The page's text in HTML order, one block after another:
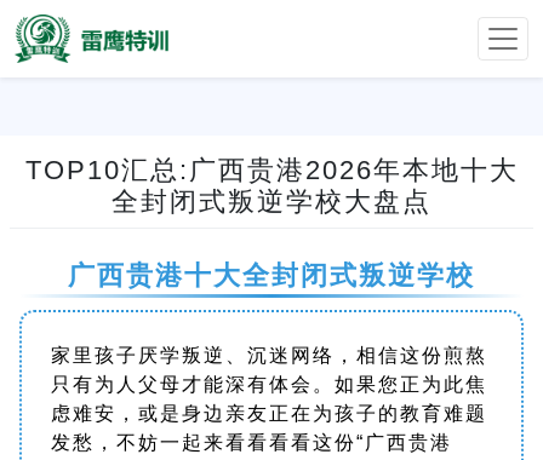
TOP10汇总:广西贵港2026年本地十大
全封闭式叛逆学校大盘点
广西贵港十大全封闭式叛逆学校
家里孩子厌学叛逆、沉迷网络，相信这份煎熬
只有为人父母才能深有体会。如果您正为此焦
虑难安，或是身边亲友正在为孩子的教育难题
发愁，不妨一起来看看看看这份“广西贵港